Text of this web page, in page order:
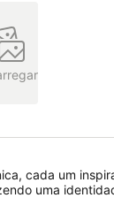
cada um
uma